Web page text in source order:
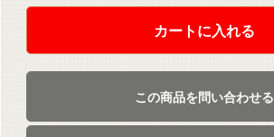
カートに入れる
この商品を問い合わせる